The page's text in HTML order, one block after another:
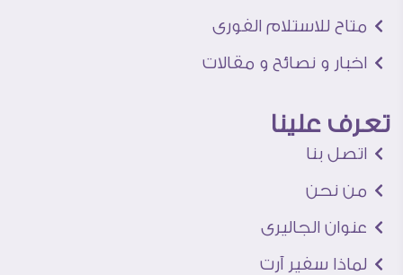
متاح للاستلام الفورى
اخبار و نصائح و مقالات
تعرف علينا
اتصل بنا
من نحن
عنوان الجاليرى
لماذا سفير آرت